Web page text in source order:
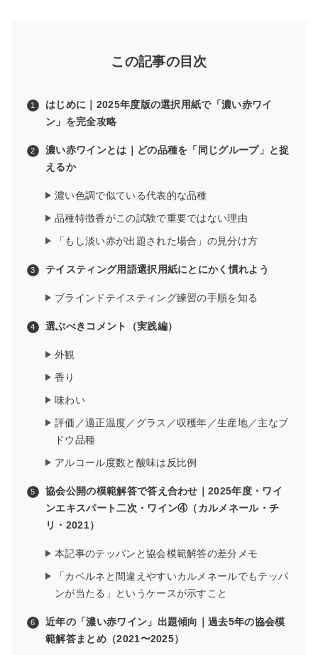
この記事の目次
はじめに｜2025年度版の選択用紙で「濃い赤ワイ
ン」を完全攻略
濃い赤ワインとは｜どの品種を「同じグループ」と捉
えるか
濃い色調で似ている代表的な品種
品種特徴香がこの試験で重要ではない理由
「もし淡い赤が出題された場合」の見分け方
テイスティング用語選択用紙にとにかく慣れよう
ブラインドテイスティング練習の手順を知る
選ぶべきコメント（実践編）
外観
香り
味わい
評価／適正温度／グラス／収穫年／生産地／主なブ
ドウ品種
アルコール度数と酸味は反比例
協会公開の模範解答で答え合わせ｜2025年度・ワイ
ンエキスパート二次・ワイン④（カルメネール・チ
リ・2021）
本記事のテッパンと協会模範解答の差分メモ
「カベルネと間違えやすいカルメネールでもテッパ
ンが当たる」というケースが示すこと
近年の「濃い赤ワイン」出題傾向｜過去5年の協会模
範解答まとめ（2021〜2025）